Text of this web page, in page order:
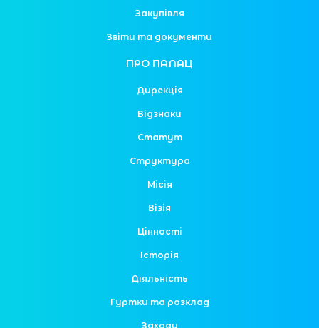
Закупівля
Звіти та документи
ПРО ПАЛАЦ
Дирекція
Відзнаки
Статут
Структура
Місія
Візія
Цінності
Історія
Діяльність
Гуртки та розклад
Заходи